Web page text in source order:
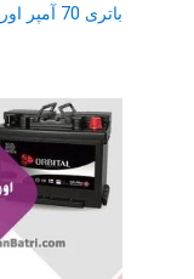
باتری 70 آمپر اوربیتال EFB